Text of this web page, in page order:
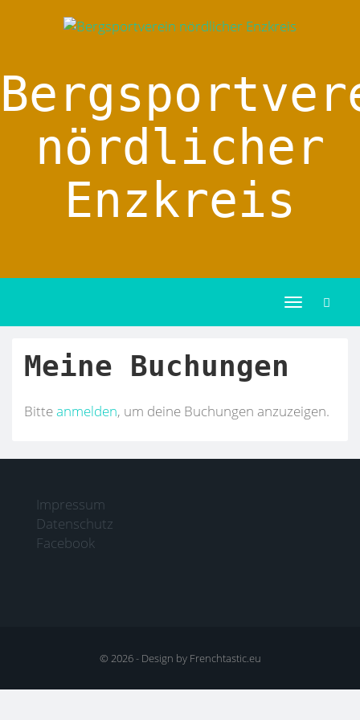
nördlicher
Enzkreis
Toggle
navigation
Meine Buchungen
Bitteanmelden, um deine Buchungen anzuzeigen.
Impressum
Datenschutz
Facebook
© 2026 - Design by Frenchtastic.eu